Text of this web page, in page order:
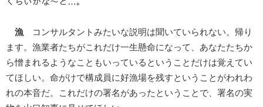
漁
コンサルタントみたいな説明は聞いていられない。帰り
ます。漁業者たちがこれだけ一生懸命になって、あなたたちか
ら憎まれるようなこともいっているということだけは覚えてい
てほしい。命がけで構成員に好漁場を残すということがわれわ
れの本音だ。これだけの署名があったということで、署名の実